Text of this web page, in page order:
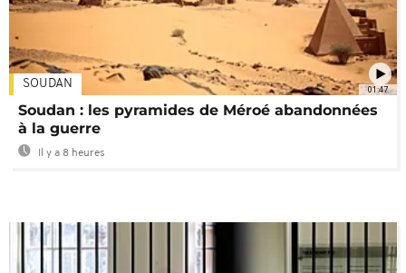
01:47
SOUDAN
Soudan : les pyramides de Méroé abandonnées
à la guerre
Il y a 8 heures